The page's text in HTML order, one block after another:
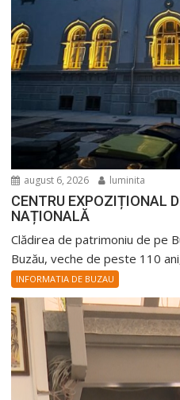
august 6, 2026 luminita
CENTRU EXPOZIȚIONAL
NAȚIONALĂ
Clădirea de patrimoniu de pe
Buzău, veche de peste 110
INFORMATIA DE BUZAU